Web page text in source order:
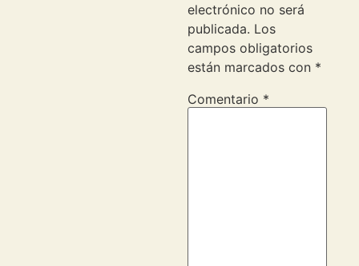
electrónico no será
publicada. Los
campos obligatorios
están marcados con *
Comentario *